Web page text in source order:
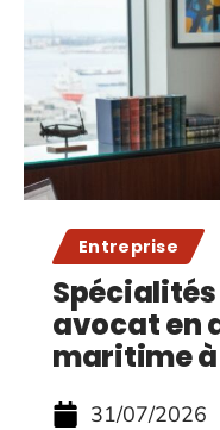
Entreprise
Spécialités
avocat en
maritime
31/07/2026